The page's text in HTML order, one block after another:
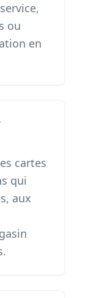
ou
en
cartes
qui
aux